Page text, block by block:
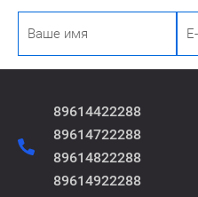
89614422288
89614722288
89614822288
89614922288